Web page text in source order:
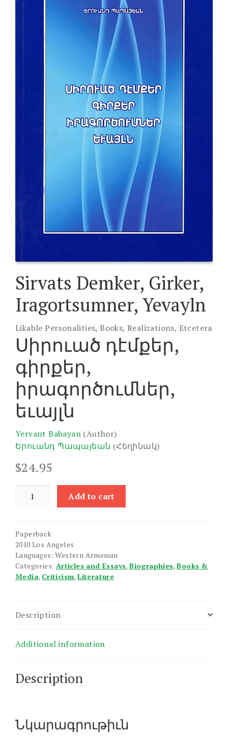
Sirvats Demker, Girker,
Iragortsumner, Yevayln
Likable Personalities, Books, Realizations, Etcetera
Սիրուած դէմքեր,
գիրքեր,
իրագործումներ,
եւայլն
Yervant Babayan (Author)
Երուանդ Պապայեան (Հեղինակ)
$24.95
Sirvats
Demker,
Yevayln
quantity
Add to cart
Paperback
2010 Los Angeles
Languages: Western Armenian
Categories: Articles and Essays,Biographies,Books &
Media, Criticism,Literature
Description
Additional information
Description
Նկարագրութիւն